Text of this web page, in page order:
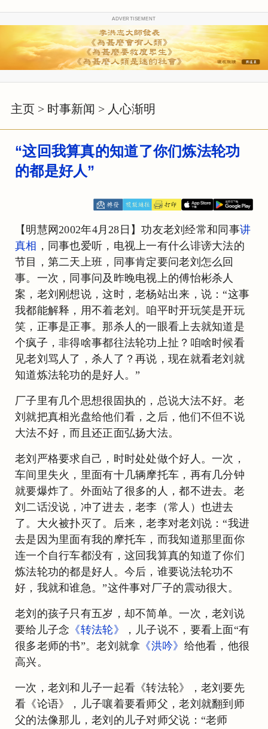
ADVERTISEMENT
主页 > 时事新闻 > 人心渐明
“这回我算真的知道了你们炼法轮功
的都是好人”
【明慧网2002年4月28日】功友老刘经常和同事讲
真相 ，同事也爱听，电视上一有什么诽谤大法的
节目，第二天上班，同事肯定要问老刘怎么回
事。一次，同事问及昨晚电视上的傅怡彬杀人
案，老刘刚想说，这时，老杨站出来，说：“这事
我都能解释，用不着老刘。咱平时开玩笑是开玩
笑，正事是正事。那杀人的一眼看上去就知道是
个疯子，非得啥事都往法轮功上扯？咱啥时候看
见老刘骂人了，杀人了？再说，现在就看老刘就
知道炼法轮功的是好人。”
厂子里有几个思想很固执的，总说大法不好。老
刘就把真相光盘给他们看，之后，他们不但不说
大法不好，而且还正面弘扬大法。
老刘严格要求自己，时时处处做个好人。一次，
车间里失火，里面有十几辆摩托车，再有几分钟
就要爆炸了。外面站了很多的人，都不进去。老
刘二话没说，冲了进去，老李（常人）也进去
了。大火被扑灭了。后来，老李对老刘说：“我进
去是因为里面有我的摩托车，而我知道那里面你
连一个自行车都没有，这回我算真的知道了你们
炼法轮功的都是好人。今后，谁要说法轮功不
好，我就和谁急。”这件事对厂子的震动很大。
老刘的孩子只有五岁，却不简单。一次，老刘说
要给儿子念 《转法轮》
，儿子说不，要看上面“有
很多老师的书”。老刘就拿 《洪吟》 给他看，他很
高兴。
一次，老刘和儿子一起看《转法轮》，老刘要先
看《论语》，儿子嚷着要看师父，老刘就翻到师
父的法像那儿，老刘的儿子对师父说：“老师